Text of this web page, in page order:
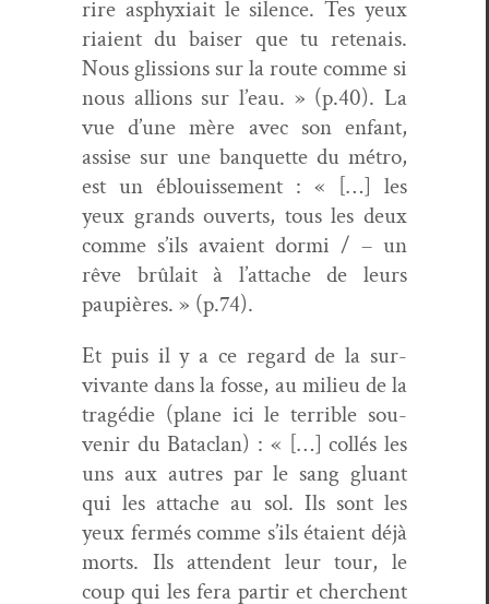
rire asphyx­i­ait le silence. Tes yeux
riaient du bais­er que tu rete­nais.
Nous glis­sions sur la route comme si
nous allions sur l’eau. » (p.40). La
vue d’une mère avec son enfant,
assise sur une ban­quette du métro,
est un éblouisse­ment : « […] les
yeux grands ouverts, tous les deux
comme s’ils avaient dor­mi / – un
rêve brûlait à l’attache de leurs
paupières. » (p.74).
Et puis il y a ce regard de la sur­
vivante dans la fos­se, au milieu de la
tragédie (plane ici le ter­ri­ble sou­
venir du Bat­a­clan) : « […] col­lés les
uns aux autres par le sang glu­ant
qui les attache au sol. Ils sont les
yeux fer­més comme s’ils étaient déjà
morts. Ils atten­dent leur tour, le
coup qui les fera par­tir et cherchent